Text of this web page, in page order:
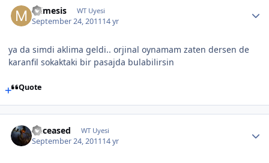
mimesis WT Uyesi
September 24, 201114 yr
ya da simdi aklima geldi.. orjinal oynamam zaten dersen de
karanfil sokaktaki bir pasajda bulabilirsin
Quote
Deceased WT Uyesi
September 24, 201114 yr